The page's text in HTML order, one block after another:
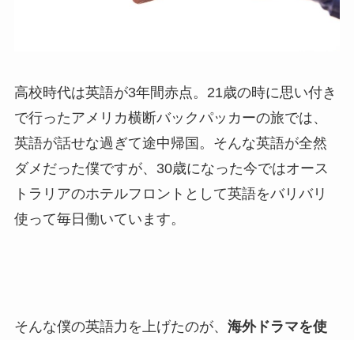
高校時代は英語が3年間赤点。21歳の時に思い付き
で行ったアメリカ横断バックパッカーの旅では、
英語が話せな過ぎて途中帰国。そんな英語が全然
ダメだった僕ですが、30歳になった今ではオース
トラリアのホテルフロントとして英語をバリバリ
使って毎日働いています。
そんな僕の英語力を上げたのが、 海外ドラマを使